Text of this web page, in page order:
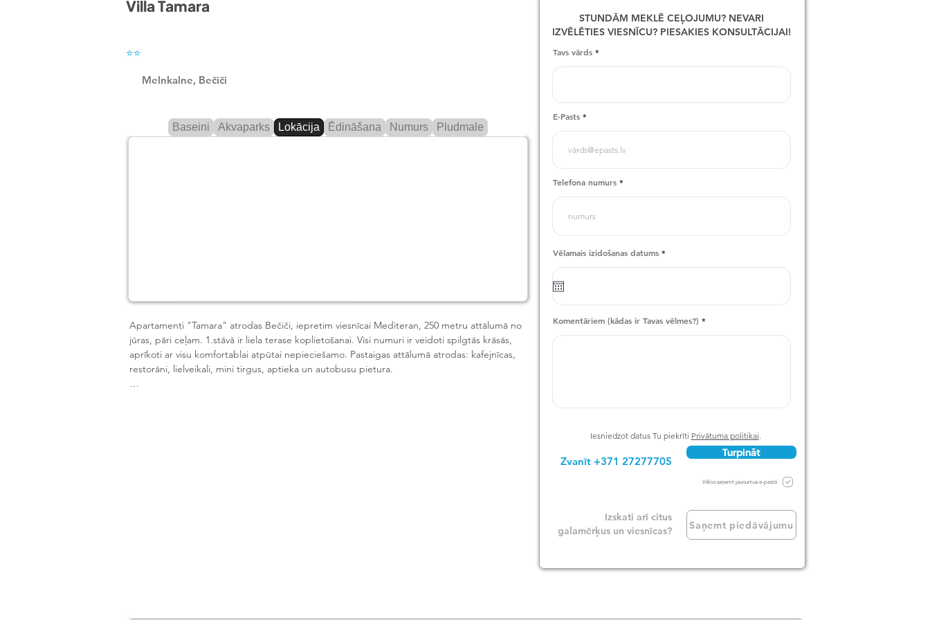
Villa Tamara
⭐⭐
Melnkalne, Bečiči
Baseini Akvaparks Lokācija Ēdināšana Numurs Pludmale
Apartamenti "Tamara" atrodas Bečiči, iepretim viesnīcai Mediteran, 250 metru attālumā no
jūras, pāri ceļam. 1.stāvā ir liela terase koplietošanai. Visi numuri ir veidoti spilgtās krāsās,
aprīkoti ar visu komfortablai atpūtai nepieciešamo. Pastaigas attālumā atrodas: kafejnīcas,
restorāni, lielveikali, mini tirgus, aptieka un autobusu pietura.
Infrastruktūra:
STUNDĀM MEKLĒ CEĻOJUMU? NEVARI
IZVĒLĒTIES VIESNĪCU? PIESAKIES KONSULTĀCIJAI!
Tavs vārds
E-Pasts
Telefona numurs
Vēlamais izidošanas datums *
Komentāriem (kādas ir Tavas vēlmes?)
Iesniedzot datus Tu piekrīti Privātuma politikai.
Zvanīt +371 27277705
Turpināt
Vēlos saņemt jaunumus e-pastā
Izskati arī citus
galamērķus un viesnīcas?
Saņemt piedāvājumu